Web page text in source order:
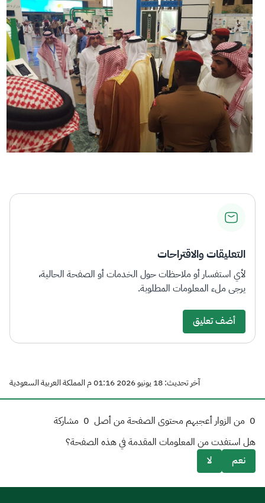
التعليقات والاقتراحات
لأي استفسار أو ملاحظات حول الخدمات أو الصفحة الحالية،
يرجى ملء المعلومات المطلوبة.
أضف تعليق
آخر تحديث: 18 يونيو 2026 01:16 م المملكة العربية السعودية
0 من الزوار أعجبهم محتوى الصفحة من أصل 0 مشاركة
هل استفدت من المعلومات المقدمة في هذه الصفحة؟
نعم
لا